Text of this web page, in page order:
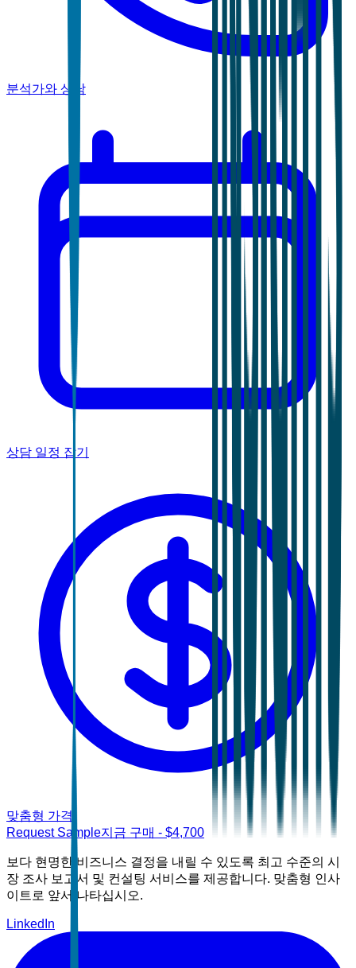
분석가와 상담
상담 일정 잡기
맞춤형 가격
Request Sample지금 구매 - $4,700
보다 현명한 비즈니스 결정을 내릴 수 있도록 최고 수준의 시
장 조사 보고서 및 컨설팅 서비스를 제공합니다. 맞춤형 인사
이트로 앞서 나타십시오.
LinkedIn